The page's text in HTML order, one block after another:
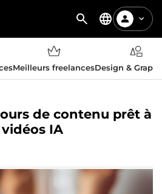
Meilleurs freelancesDesign &
de contenu prêt à
IA